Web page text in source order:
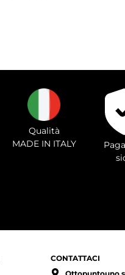
Qualità
MADE IN ITALY
CONTATTACI